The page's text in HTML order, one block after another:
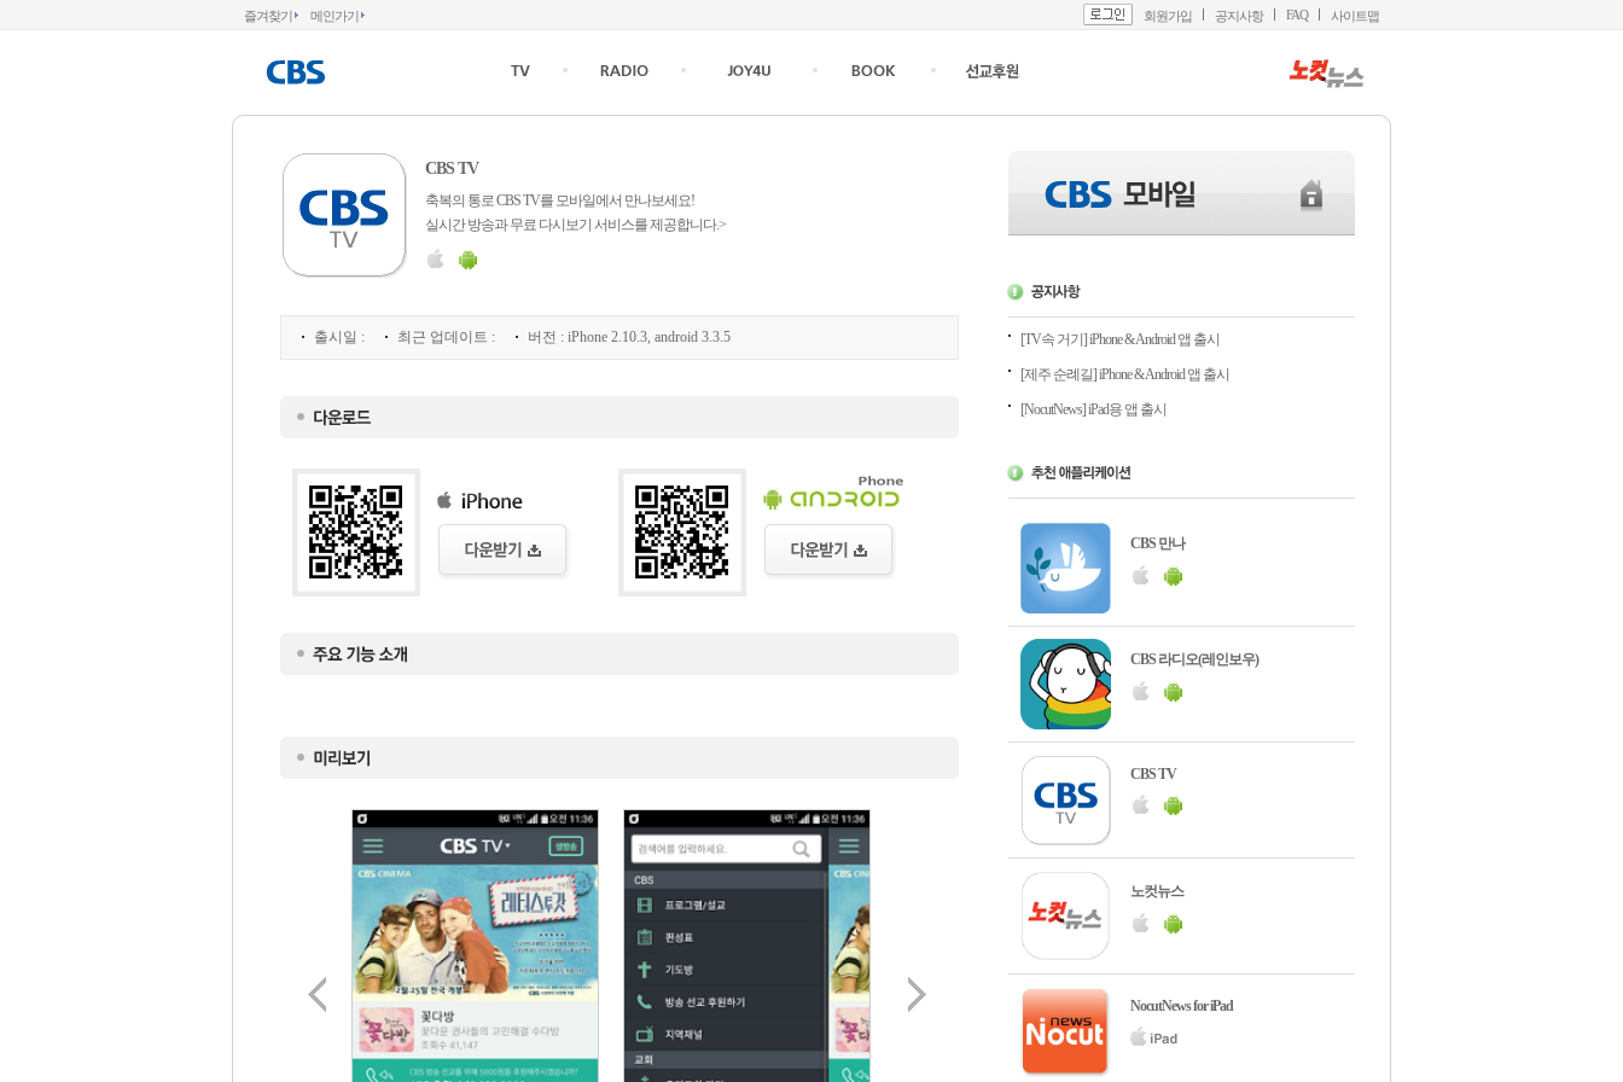
즐겨찾기 메인가기 회원가입 공지사항 FAQ 사이트맵
CBS TV
축복의 통로 CBS TV를 모바일에서 만나보세요!
실시간 방송과 무료 다시보기 서비스를 제공합니다.>
출시일 : 최근 업데이트 : 버전 : iPhone 2.10.3, android 3.3.5 [TV속 거기] iPhone & Android 앱 출시
[제주 순례길] iPhone & Android 앱 출시
[NocutNews] iPad용 앱 출시
CBS 만나
CBS 라디오(레인보우)
CBS TV
노컷뉴스
NocutNews for iPad